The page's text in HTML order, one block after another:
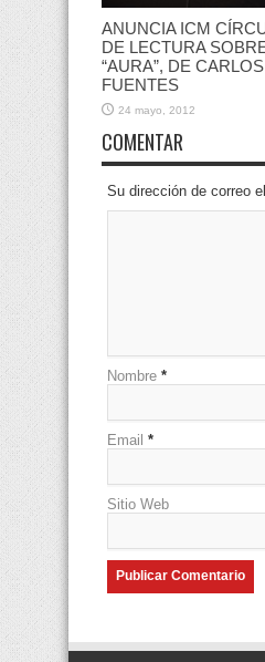
ANUNCIA ICM
DE LECTURA
“AURA”, DE CARLOS
FUENTES
24 mayo, 2012
COMENTAR
Su dirección de correo
Nombre *
Email *
Sitio Web